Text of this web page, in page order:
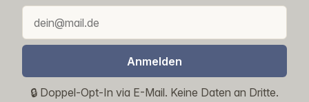
Anmelden
🔒 Doppel-Opt-In via E-Mail. Keine Daten an Dritte.